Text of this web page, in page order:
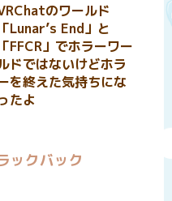
のワールド
「Lunar’s End」と
「FFCR」でホラーワー
ドではないけどホラ
を終えた気持ちにな
たよ
ックバック